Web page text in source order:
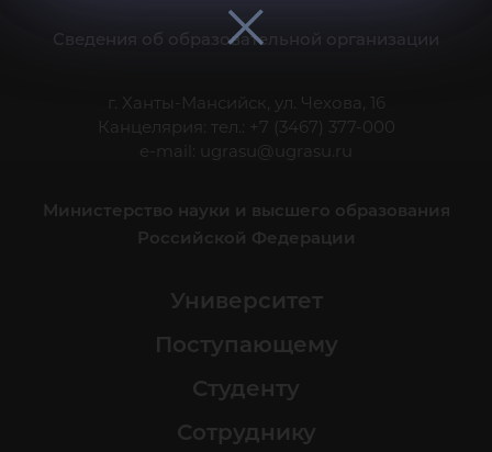
Сведения об образовательной организации
г. Ханты-Мансийск, ул. Чехова, 16
Канцелярия: тел.: +7 (3467) 377-000
e-mail: ugrasu@ugrasu.ru
Министерство науки и высшего образования
Российской Федерации
Университет
Поступающему
Студенту
Сотруднику